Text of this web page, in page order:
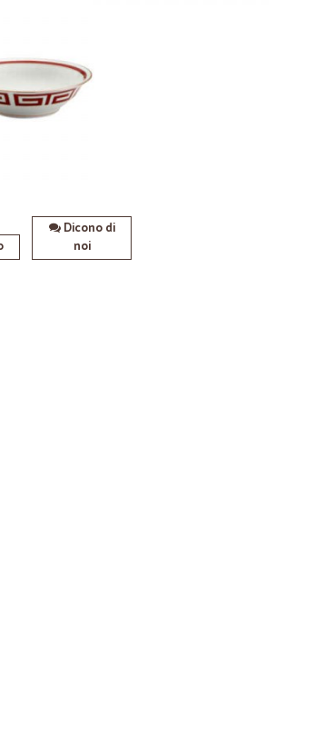
Dicono di
noi